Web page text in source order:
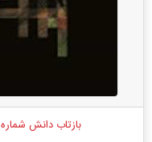
بازتاب دانش شماره 3 سال اول، شماره 3، بهار 1386